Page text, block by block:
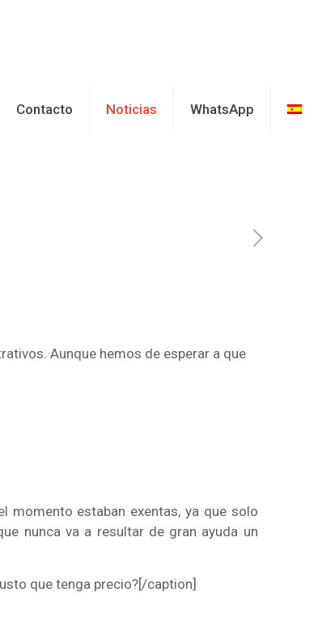
Contacto Noticias WhatsApp
Aunque hemos de esperar a que
momento estaban exentas, ya que solo
nunca va a resultar de gran ayuda un
que tenga precio?[/caption]